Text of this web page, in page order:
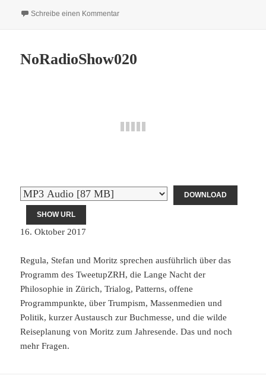
Schreibe einen Kommentarzu NoRadioShow021
NoRadioShow020
DOWNLOAD
SHOW URL
16. Oktober 2017
Regula, Stefan und Moritz sprechen ausführlich über das
Programm des TweetupZRH, die Lange Nacht der
Philosophie in Zürich, Trialog, Patterns, offene
Programmpunkte, über Trumpism, Massenmedien und
Politik, kurzer Austausch zur Buchmesse, und die wilde
Reiseplanung von Moritz zum Jahresende. Das und noch
mehr Fragen.